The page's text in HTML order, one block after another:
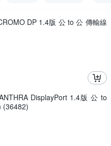
DP 1.4版 公 to 公 傳輸線
DisplayPort 1.4版 公 to
(36482)